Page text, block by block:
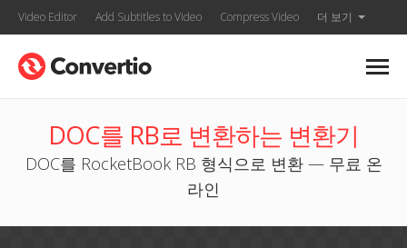
Video Editor Add Subtitles to Video Compress Video 더 보기
DOC를 RB로 변환하는 변환기
DOC를 RocketBook RB 형식으로 변환 — 무료 온
라인